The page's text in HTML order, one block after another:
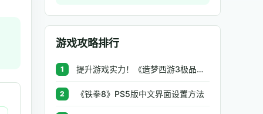
游戏攻略排行
1 提升游戏实力！《造梦西游3极品辅助》让你秒杀BOSS、逆天属性一键修改
2 《铁拳8》PS5版中文界面设置方法